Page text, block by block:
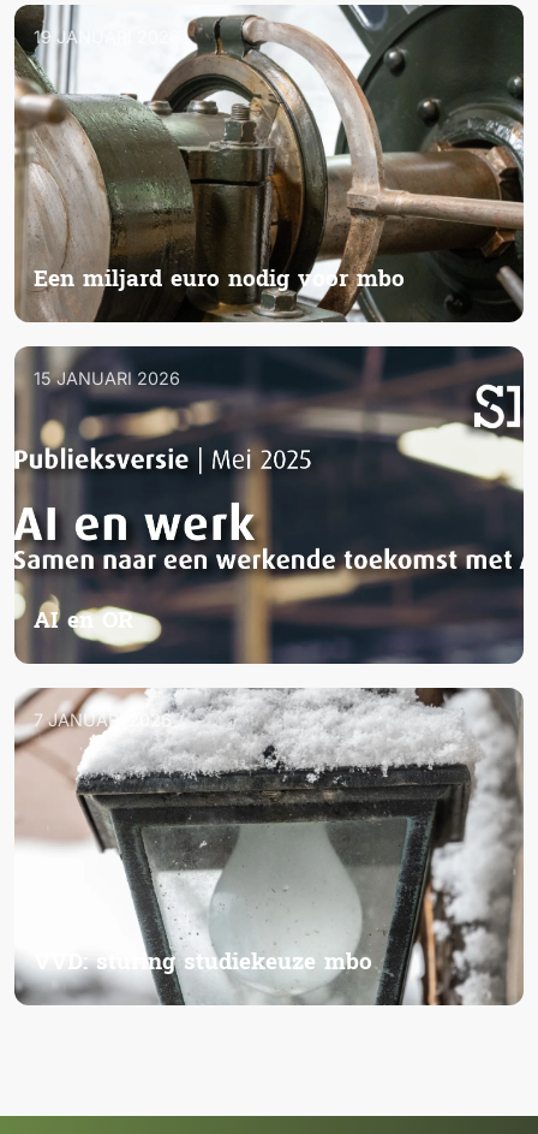
19 JANUARI 2026
Een miljard euro nodig voor mbo
15 JANUARI 2026
AI en OR
7 JANUARI 2026
VVD: sturing studiekeuze mbo